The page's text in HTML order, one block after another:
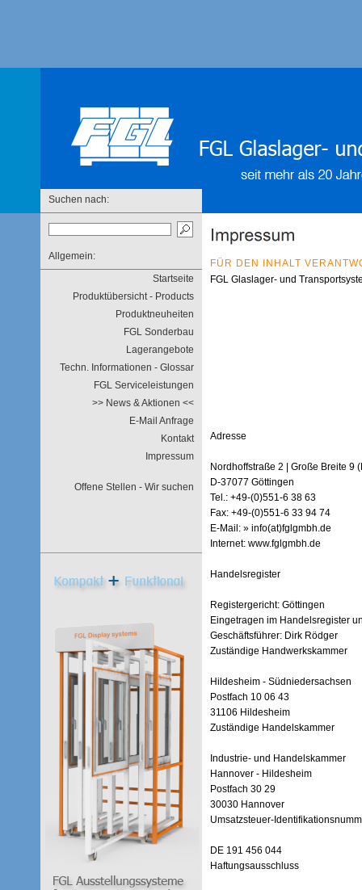
Suchen nach:
Allgemein:
Startseite
Produktübersicht - Products
Produktneuheiten
FGL Sonderbau
Lagerangebote
Techn. Informationen - Glossar
FGL Serviceleistungen
>> News & Aktionen <<
E-Mail Anfrage
Kontakt
Impressum
Offene Stellen - Wir suchen
FÜR DEN INHALT
FGL Glaslager- und
Adresse
Nordhoffstraße 2 | Große Breite 9
D-37077 Göttingen
Tel.: +49-(0)551-6 38 63
Fax: +49-(0)551-6 33 94 74
E-Mail: » info(at)fglgmbh.de
Internet: www.fglgmbh.de
Handelsregister
Registergericht: Göttingen
Eingetragen im Handelsregister
Geschäftsführer: Dirk Rödger
Zuständige Handwerkskammer
Hildesheim - Südniedersachsen
Postfach 10 06 43
31106 Hildesheim
Zuständige Handelskammer
Industrie- und Handelskammer
Hannover - Hildesheim
Postfach 30 29
30030 Hannover
Umsatzsteuer-
DE 191 456 044
Haftungsausschluss